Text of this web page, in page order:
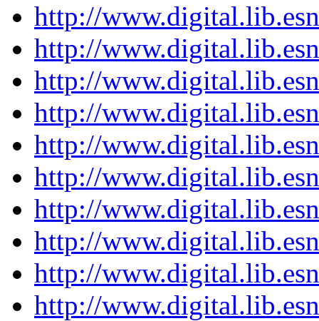
http://
http://
http://
http://
http://
http://
http://
http://
http://
http://